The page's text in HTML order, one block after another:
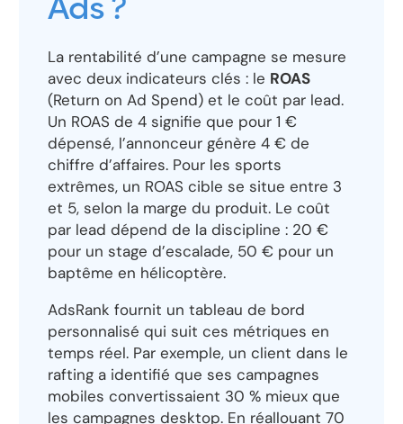
Ads ?
La rentabilité d’une campagne se mesure
avec deux indicateurs clés : le ROAS
(Return on Ad Spend) et le coût par lead.
Un ROAS de 4 signifie que pour 1 €
dépensé, l’annonceur génère 4 € de
chiffre d’affaires. Pour les sports
extrêmes, un ROAS cible se situe entre 3
et 5, selon la marge du produit. Le coût
par lead dépend de la discipline : 20 €
pour un stage d’escalade, 50 € pour un
baptême en hélicoptère.
AdsRank fournit un tableau de bord
personnalisé qui suit ces métriques en
temps réel. Par exemple, un client dans le
rafting a identifié que ses campagnes
mobiles convertissaient 30 % mieux que
les campagnes desktop. En réallouant 70